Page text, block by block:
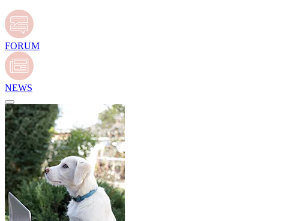
FORUM
NEWS